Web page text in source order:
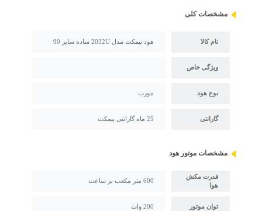
مشخصات کلی
نام کالا هود بیمکث مدل 2032U ساده سایز 90
ویژگی خاص
نوع هود مورب
گارانتی 25 ماه گارانتی بیمکث
مشخصات موتور هود
قدرت مکش
هوا
600 متر مکعب بر ساعت
توان موتور 200 وات